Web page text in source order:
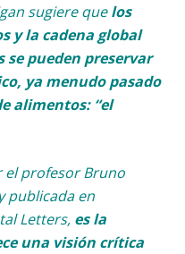
sugiere quelos
y la cadena global
pueden preservar
ya menudo pasado
alimentos: “el
el profesor Bruno
publicada en
Letters, es la
una visión crítica